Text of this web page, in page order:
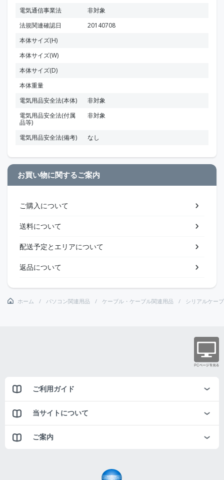
電気通信事業法
非対象
法規関連確認日
20140708
本体サイズ(H)
本体サイズ(W)
本体サイズ(D)
本体重量
電気用品安全法(本体)
非対象
電気用品安全法(付属
品等)
非対象
電気用品安全法(備考) なし
お買い物に関するご案内
ご購入について
送料について
配送予定とエリアについて
返品について
ホーム パソコン関連用品 ケーブル・ケーブル関連用品 シリアルケー
ご利用ガイド
当サイトについて
ご案内